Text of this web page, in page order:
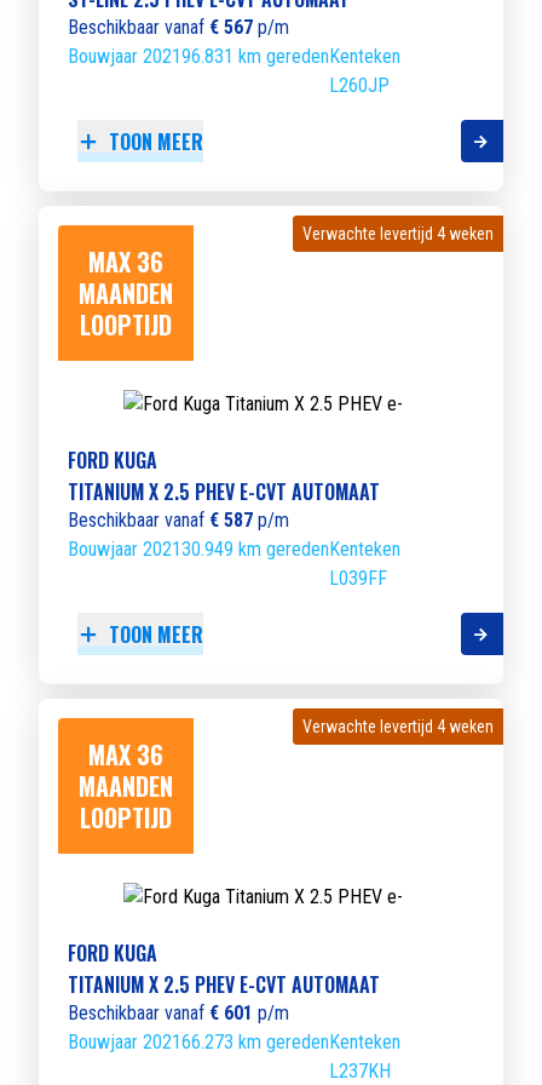
Beschikbaar vanaf € 567 p/m
Bouwjaar 202196.831 km geredenKenteken
L260JP
TOON MEER
MAX 36
MAANDEN
LOOPTIJD
Verwachte levertijd 4 weken
Verwachte levertijd 4 weken
FORD KUGA
TITANIUM X 2.5 PHEV E-CVT AUTOMAAT
Beschikbaar vanaf € 587 p/m
Bouwjaar 202130.949 km geredenKenteken
L039FF
TOON MEER
MAX 36
MAANDEN
LOOPTIJD
Verwachte levertijd 4 weken
Verwachte levertijd 4 weken
FORD KUGA
TITANIUM X 2.5 PHEV E-CVT AUTOMAAT
Beschikbaar vanaf € 601 p/m
Bouwjaar 202166.273 km geredenKenteken
L237KH